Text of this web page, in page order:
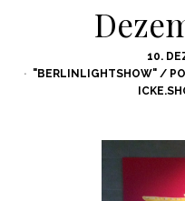
ON
10.
"BERLINLIGHTSHOW" /